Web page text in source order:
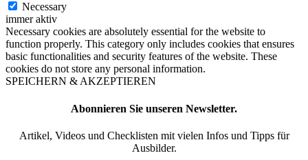
Necessary
immer aktiv
Necessary cookies are absolutely essential for the website to
function properly. This category only includes cookies that ensures
basic functionalities and security features of the website. These
cookies do not store any personal information.
SPEICHERN & AKZEPTIEREN
Abonnieren Sie unseren Newsletter.
Artikel, Videos und Checklisten mit vielen Infos und Tipps für
Ausbilder.